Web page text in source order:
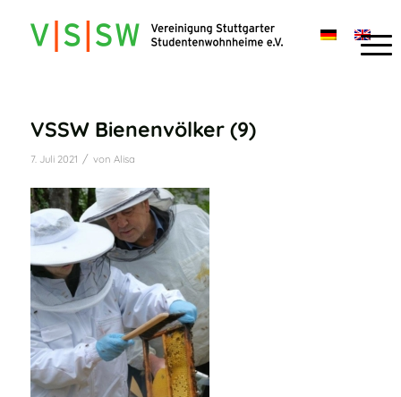
VSSW Bienenvölker (9)
7. Juli 2021 / von Alisa